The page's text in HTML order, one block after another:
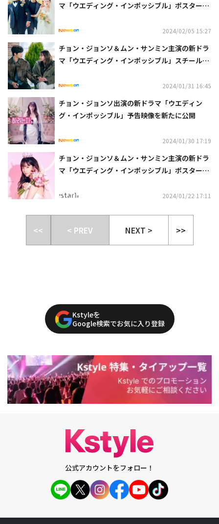
マ「ウエディング・インポッシブル」ポスターを
2024/02/05 15:27
チョン・ジョンソ＆ムン・サンミン主演の新ドラ
マ「ウエディング・インポッシブル」スチールカ
2024/01/31 16:45
チョン・ジョンソ出演の新ドラマ「ウエディン
グ・インポッシブル」予告映像を新たに公開
2024/01/30 17:19
チョン・ジョンソ＆ムン・サンミン主演の新ドラ
マ「ウエディング・インポッシブル」ポスターを
2024/01/22 17:11
<< < PREV NEXT > >>
Kstyleを
Google検索でお気に入り登録
公式アカウントをフォロー！